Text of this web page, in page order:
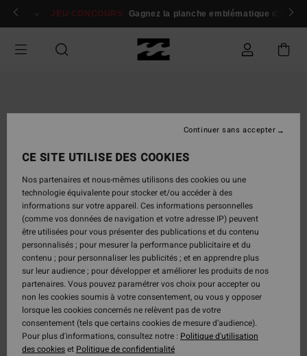
Passer
Se connecter / s'inscrire
JEU CONCOURS Gagnez la planche emblématique d'Andy
CE SITE UTILISE DES COOKIES
Nos partenaires et nous-mêmes utilisons des cookies ou une
technologie équivalente pour stocker et/ou accéder à des
informations sur votre appareil. Ces informations personnelles
(comme vos données de navigation et votre adresse IP) peuvent
être utilisées pour vous présenter des publications et du contenu
personnalisés ; pour mesurer la performance publicitaire et du
contenu ; pour personnaliser les publicités ; et en apprendre plus
sur leur audience ; pour développer et améliorer les produits de nos
partenaires. Vous pouvez paramétrer vos choix pour accepter ou
non les cookies soumis à votre consentement, ou vous y opposer
lorsque les cookies concernés ne relèvent pas de votre
consentement (tels que certains cookies de mesure d’audience).
Pour plus d'informations, consultez notre : Politique d'utilisation
des cookieset Politique de confidentialité
Continuer sans accepter